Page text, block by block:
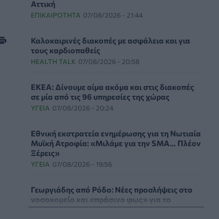
Αττική
ΕΠΙΚΑΙΡΌΤΗΤΑ 07/08/2026 - 21:44
Καλοκαιρινές διακοπές με ασφάλεια και για
τους καρδιοπαθείς
HEALTH TALK 07/08/2026 - 20:58
ΕΚΕΑ: Δίνουμε αίμα ακόμα και στις διακοπές
σε μία από τις 96 υπηρεσίες της χώρας
ΥΓΕΊΑ 07/08/2026 - 20:24
Εθνική εκστρατεία ενημέρωσης για τη Νωτιαία
Μυϊκή Ατροφία: «Μιλάμε για την SMA… Πλέον
Ξέρεις»
ΥΓΕΊΑ 07/08/2026 - 19:56
Γεωργιάδης από Ρόδο: Νέες προσλήψεις στο
νοσοκομείο και «πράσινο φως» για το
ακτινοθεραπευτικό κέντρο